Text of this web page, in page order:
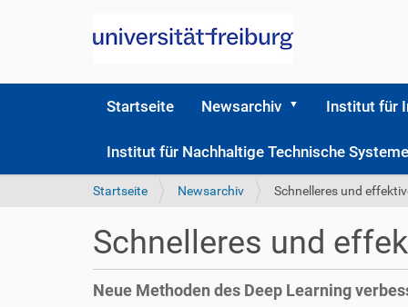
Startseite Newsarchiv Institut für
Institut für Nachhaltige Technische
S
s
d
Startseite Newsarchiv Schnelleres und
Schnelleres und
Neue Methoden des Deep Learning